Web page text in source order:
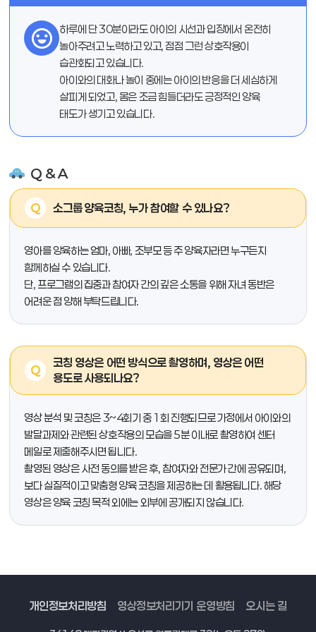
하루에 단 30분이라도 아이의 시선과 입장에서 온전히
놀아주려고 노력하고 있고, 점점 그런 상호작용이
습관화되고 있습니다.
아이와의 대화나 놀이 중에는 아이의 반응을 더 세심하게
살피게 되었고, 몸은 조금 힘들더라도 긍정적인 양육
태도가 생기고 있습니다.
Q & A
소그룹 양육코칭, 누가 참여할 수 있나요?
영아를 앙육하는 엄마, 아빠, 조부모 등 주 양육자라면 누구든지
함께하실 수 있습니다.
단, 프로그램의 집중과 참여자 간의 깊은 소통을 위해 자녀 동반은
어려운 점 양해 부탁드립니다.
코칭 영상은 어떤 방식으로 촬영하며, 영상은 어떤
용도로 사용되나요?
영상 분석 및 코칭은 3~4회기 중 1회 진행되므로 가정에서 아이와의
발달과제와 관련된 상호작용의 모습을 5분 이내로 촬영하여 센터
메일로 제출해주시면 됩니다.
촬영된 영상은 사전 동의를 받은 후, 참여자와 전문가 간에 공유되며,
보다 실질적이고 맞춤형 양육 코칭을 제공하는 데 활용됩니다. 해당
영상은 양육 코칭 목적 외에는 외부에 공개되지 않습니다.
개인정보처리방침 영상정보처리기기 운영방침 오시는 길